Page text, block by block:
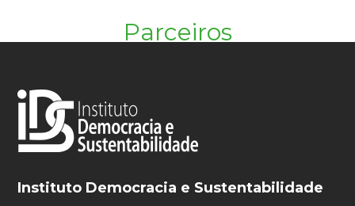
Parceiros
Instituto Democracia e Sustentabilidade